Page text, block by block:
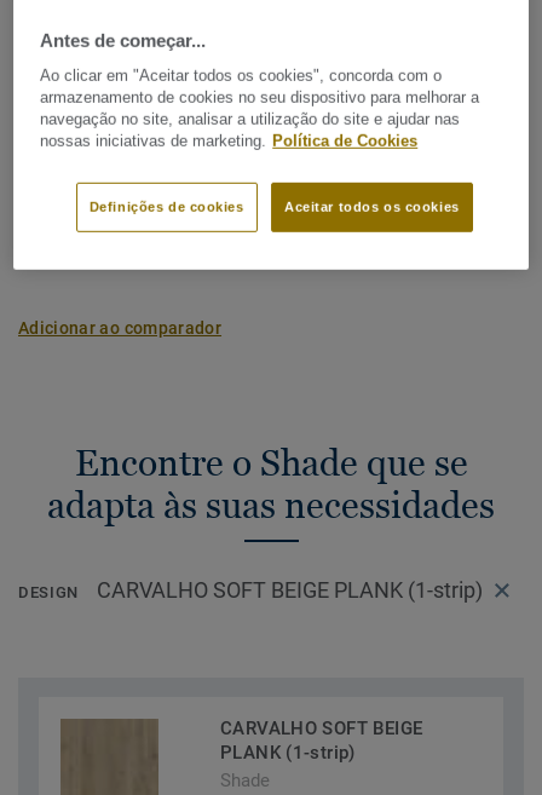
Régua (1 ref.)
Pegada de Carbono (da criação até ao fim)
-4.09 kg CO /m2
A PEGADA DE CARBONO DO MEU PROJETO
Adicionar ao comparador
Encontre o Shade que se
adapta às suas necessidades
DESIGN CARVALHO SOFT BEIGE PLANK (1-strip)
CARVALHO SOFT BEIGE
PLANK (1-strip)
Shade
Antes de começar...
Ao clicar em "Aceitar todos os cookies", concorda com o
armazenamento de cookies no seu dispositivo para melhorar a
navegação no site, analisar a utilização do site e ajudar nas
nossas iniciativas de marketing.
Política de Cookies
Aceitar todos os cookies
Definições de cookies